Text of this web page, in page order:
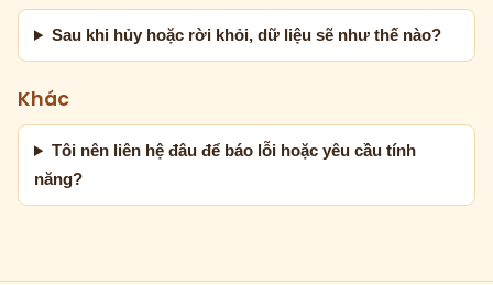
Sau khi hủy hoặc rời khỏi, dữ liệu sẽ như thế nào?
Khác
Tôi nên liên hệ đâu để báo lỗi hoặc yêu cầu tính
năng?